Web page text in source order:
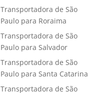
Transportadora de São
Paulo para Roraima
Transportadora de São
Paulo para Salvador
Transportadora de São
Paulo para Santa Catarina
Transportadora de São